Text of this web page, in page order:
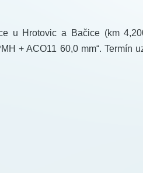
u Hrotovic a Bačice (km
+ ACO11 60,0 mm“. Termín